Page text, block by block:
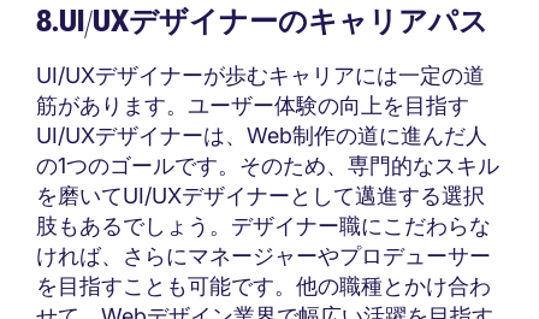
8.UI/UXデザイナーのキャリアパス
UI/UXデザイナーが歩むキャリアには一定の道
筋があります。ユーザー体験の向上を目指す
UI/UXデザイナーは、Web制作の道に進んだ人
の1つのゴールです。そのため、専門的なスキル
を磨いてUI/UXデザイナーとして邁進する選択
肢もあるでしょう。デザイナー職にこだわらな
ければ、さらにマネージャーやプロデューサー
を目指すことも可能です。他の職種とかけ合わ